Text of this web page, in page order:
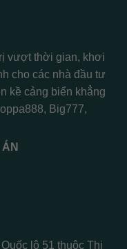
vượt thời gian, khơi
cho các nhà đầu tư
kề cảng biển khẳng
oppa888, Big777,
lộ 51 thuộc Thị